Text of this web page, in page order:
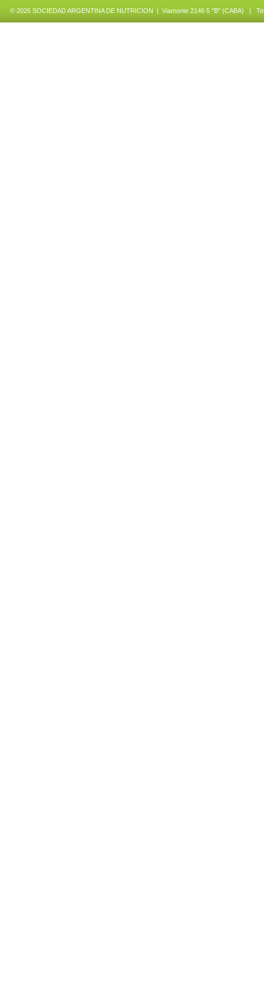
© 2026 SOCIEDAD ARGENTINA DE NUTRICION | Viamonte 2146 5 "B" (CABA) |